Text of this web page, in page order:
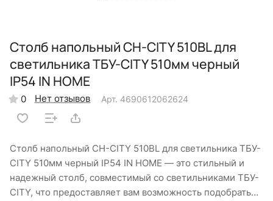
Столб напольный СН-CITY 510BL для
светильника ТБУ-CITY 510мм черный
IP54 IN HOME
0 Нет отзывов Арт. 4690612062624
Столб напольный СН-CITY 510BL для светильника ТБУ-
CITY 510мм черный IP54 IN HOME — это стильный и
надежный столб, совместимый со светильниками ТБУ-
CITY, что предоставляет вам возможность подобрать